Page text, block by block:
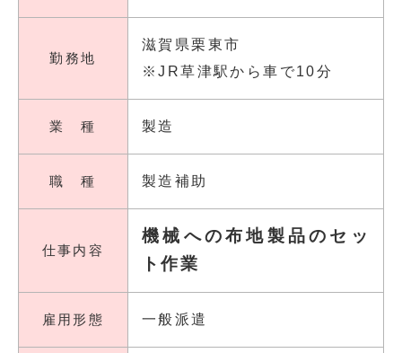
勤務地
滋賀県栗東市
※JR草津駅から車で10分
業 種 製造
職 種 製造補助
仕事内容
機械への布地製品のセッ
ト作業
雇用形態 一般派遣